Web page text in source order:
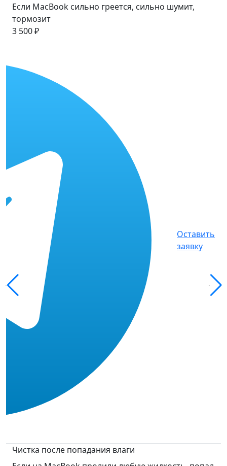
Если MacBook сильно греется, сильно шумит,
тормозит
3 500 ₽
Оставить
заявку
Чистка после попадания влаги